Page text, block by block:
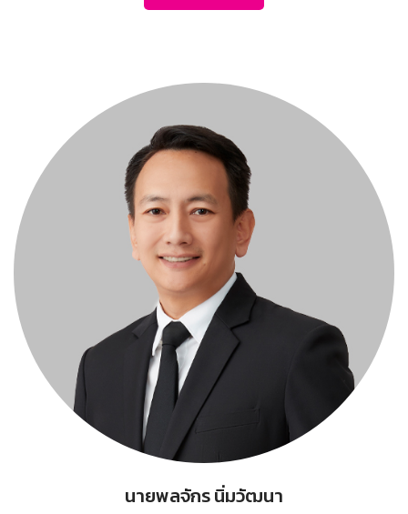
นายพลจักร นิ่มวัฒนา